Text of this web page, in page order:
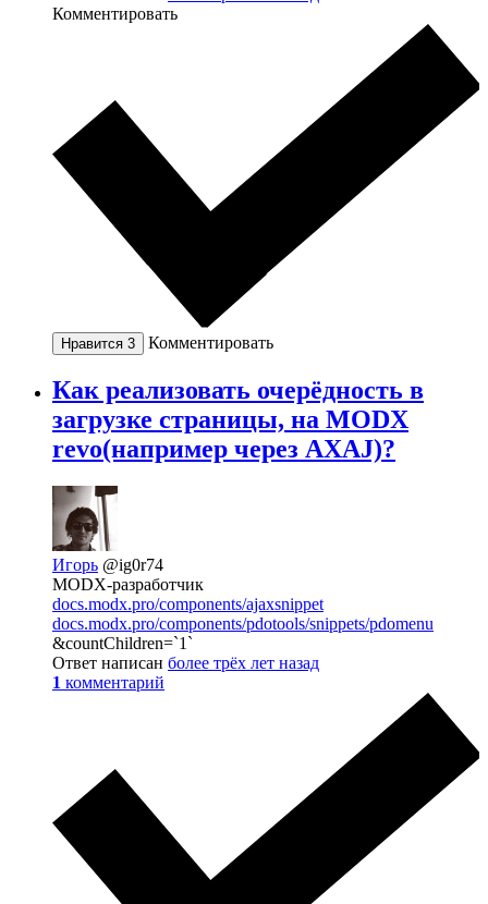
Комментировать
Нравится 3 Комментировать
Как реализовать очерёдность в
загрузке страницы, на MODX
revo(например через AXAJ)?
Игорь @ig0r74
MODX-разработчик
docs.modx.pro/components/ajaxsnippet
docs.modx.pro/components/pdotools/snippets/pdomenu
&countChildren=`1`
Ответ написан более трёх лет назад
1 комментарий